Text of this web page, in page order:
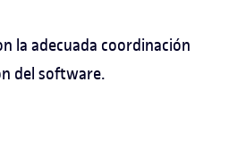
la adecuada coordinación
del software.